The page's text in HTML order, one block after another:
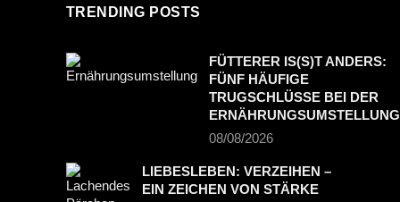
TRENDING POSTS
FÜTTERER IS(S)T ANDERS:
FÜNF HÄUFIGE
TRUGSCHLÜSSE BEI DER
ERNÄHRUNGSUMSTELLUNG
08/08/2026
LIEBESLEBEN: VERZEIHEN –
EIN ZEICHEN VON STÄRKE